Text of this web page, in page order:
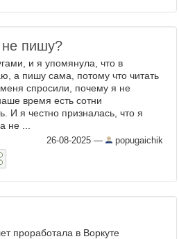
пишу?
и я упомянула, что в
а пишу сама, потому что читать
спросили, почему я не
время есть сотни
И я честно призналась, что я
не ...
26-08-2025 — popugaichik
проработала в Воркуте